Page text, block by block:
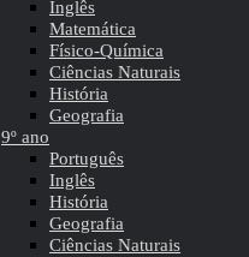
Inglês
Matemática
Físico-Química
Ciências Naturais
História
Geografia
9º ano
Português
Inglês
História
Geografia
Ciências Naturais